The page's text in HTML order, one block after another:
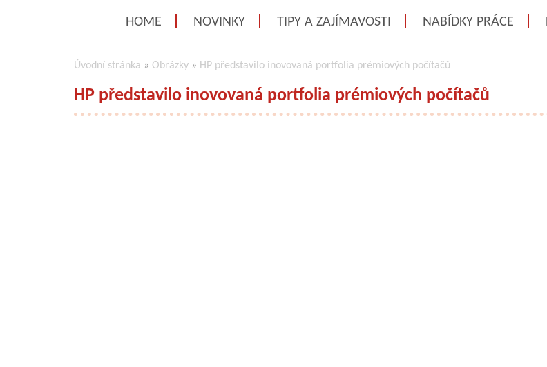
HOME NOVINKY TIPY A ZAJÍMAVOSTI NABÍDKY PRÁCE
Úvodní stránka » Obrázky » HP představilo inovovaná portfolia prémiových počítačů
HP představilo inovovaná portfolia prémiových počítačů